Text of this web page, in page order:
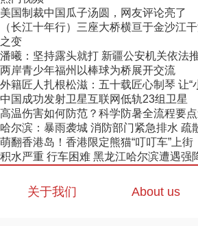
美国制裁中国瓜子汤圆，网友评论亮了
（长江十年行）三座大桥横亘于金沙江
之变
潘曦：坚持露头就打 新疆公安机关依法
两岸青少年福州以棒球为桥展开交流
外籍匠人扎根松滋：五十载匠心制琴 让“
中国成功发射卫星互联网低轨23组卫星
高温伤害如何防范？科学防暑全流程要
哈尔滨：暴雨袭城 消防部门紧急排水 疏
萌翻香港岛！香港限定熊猫“叮叮车”上街
积水严重 行车困难 黑龙江哈尔滨遭遇强
关于我们 About us